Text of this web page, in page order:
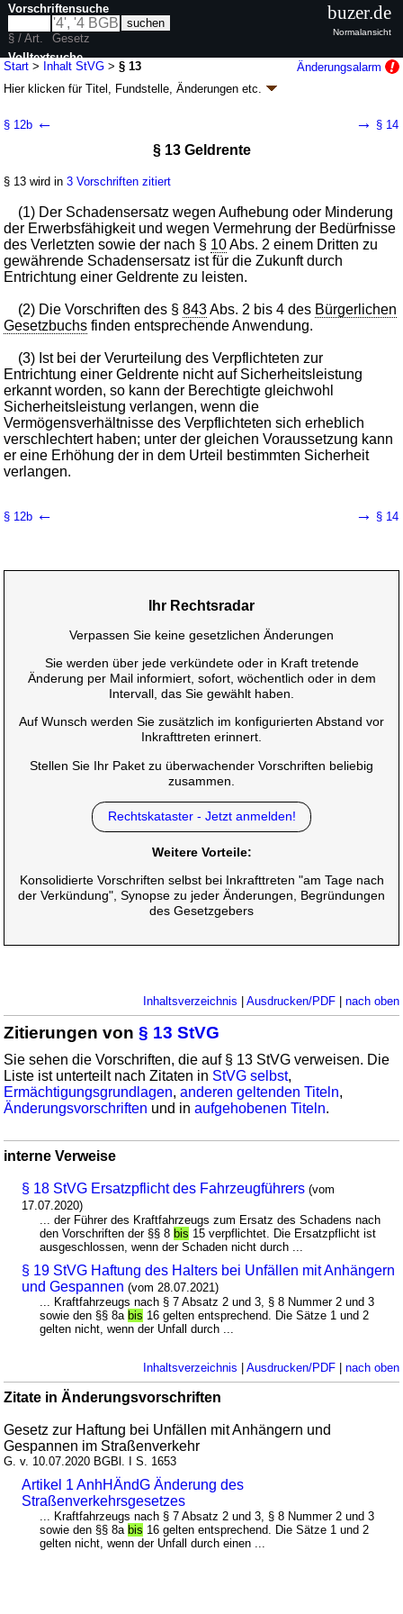
Start > Inhalt StVG >§ 13
Änderungsalarm
Hier klicken fürTitel, Fundstelle, Änderungen etc.
G. v. 12.05.2026BGBl. 2026 I Nr. 142
79 weitere Fassungen | wird in 684 Vorschriften zitiert
II. Haftpflicht
§ 12b ← → § 14
§ 13 Geldrente
§ 13 wird in3 Vorschriften zitiert
(1) Der Schadensersatz wegen Aufhebung oder Minderung
der Erwerbsfähigkeit und wegen Vermehrung der Bedürfnisse
des Verletzten sowie der nach § 10Abs. 2 einem Dritten zu
gewährende Schadensersatz ist für die Zukunft durch
Entrichtung einer Geldrente zu leisten.
(2) Die Vorschriften des §843Abs. 2 bis 4 des Bürgerlichen
Gesetzbuchs finden entsprechende Anwendung.
(3) Ist bei der Verurteilung des Verpflichteten zur
Entrichtung einer Geldrente nicht auf Sicherheitsleistung
erkannt worden, so kann der Berechtigte gleichwohl
Sicherheitsleistung verlangen, wenn die
Vermögensverhältnisse des Verpflichteten sich erheblich
verschlechtert haben; unter der gleichen Voraussetzung kann
er eine Erhöhung der in dem Urteil bestimmten Sicherheit
verlangen.
§ 12b ← → § 14
Ihr Rechtsradar
Verpassen Sie keine gesetzlichen Änderungen
Sie werden über jede verkündete oder in Kraft tretende
Änderung per Mail informiert, sofort, wöchentlich oder in dem
Intervall, das Sie gewählt haben.
Auf Wunsch werden Sie zusätzlich im konfigurierten Abstand vor
Inkrafttreten erinnert.
Stellen Sie Ihr Paket zu überwachender Vorschriften beliebig
zusammen.
Rechtskataster - Jetzt anmelden!
Weitere Vorteile:
Konsolidierte Vorschriften selbst bei Inkrafttreten "am Tage nach
der Verkündung", Synopse zu jeder Änderungen, Begründungen
des Gesetzgebers
Inhaltsverzeichnis Ausdrucken/PDF| nach oben
Zitierungen von§ 13 StVG
Sie sehen die Vorschriften, die auf § 13 StVG verweisen. Die
Liste ist unterteilt nach Zitaten in StVG selbst,
Ermächtigungsgrundlagen,anderen geltenden Titeln,
Änderungsvorschriften und inaufgehobenen Titeln.
interne Verweise
§ 18 StVG Ersatzpflicht des Fahrzeugführers (vom
17.07.2020)
... der Führer des Kraftfahrzeugs zum Ersatz des Schadens nach
den Vorschriften der §§ 8 bis 15 verpflichtet. Die Ersatzpflicht ist
ausgeschlossen, wenn der Schaden nicht durch ...
§ 19 StVG Haftung des Halters bei Unfällen mit Anhängern
und Gespannen (vom 28.07.2021)
... Kraftfahrzeugs nach § 7 Absatz 2 und 3, § 8 Nummer 2 und 3
sowie den §§ 8a bis 16 gelten entsprechend. Die Sätze 1 und 2
gelten nicht, wenn der Unfall durch ...
Inhaltsverzeichnis Ausdrucken/PDF| nach oben
Zitate in Änderungsvorschriften
Gesetz zur Haftung bei Unfällen mit Anhängern und
Gespannen im Straßenverkehr
G. v. 10.07.2020 BGBl. I S. 1653
Artikel 1 AnhHÄndG Änderung des
Straßenverkehrsgesetzes
... Kraftfahrzeugs nach § 7 Absatz 2 und 3, § 8 Nummer 2 und 3
sowie den §§ 8a bis 16 gelten entsprechend. Die Sätze 1 und 2
gelten nicht, wenn der Unfall durch einen ...
Vorschriftensuche
§ / Art.
Gesetz
Volltextsuche
nur in StVG
buzer.de
Normalansicht